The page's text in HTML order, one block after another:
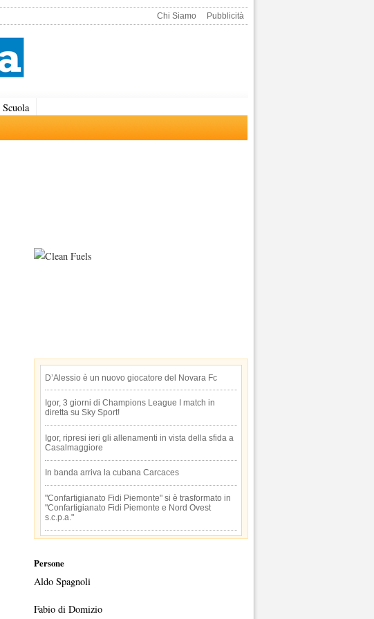
Chi Siamo Pubblicità
Scuola
D’Alessio è un nuovo giocatore del Novara Fc
Igor, 3 giorni di Champions League I match in
diretta su Sky Sport!
Igor, ripresi ieri gli allenamenti in vista della sfida a
Casalmaggiore
In banda arriva la cubana Carcaces
"Confartigianato Fidi Piemonte" si è trasformato in
"Confartigianato Fidi Piemonte e Nord Ovest
s.c.p.a."
Persone
Aldo Spagnoli
Fabio di Domizio